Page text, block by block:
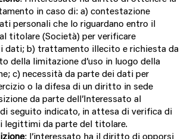
in caso di: a) contestazione
personali che lo riguardano entro il
titolare (Società) per verificare
dati; b) trattamento illecito e richiesta da
della limitazione d’uso in luogo della
c) necessità da parte dei dati per
o la difesa di un diritto in sede
da parte dell’Interessato al
seguito indicato, in attesa di verifica di
legittimi da parte del titolare.
: l’interessato ha il diritto di opporsi